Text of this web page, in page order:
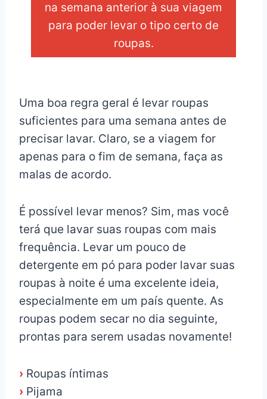
na semana anterior à sua viagem
para poder levar o tipo certo de
roupas.
Uma boa regra geral é levar roupas
suficientes para uma semana antes de
precisar lavar. Claro, se a viagem for
apenas para o fim de semana, faça as
malas de acordo.
É possível levar menos? Sim, mas você
terá que lavar suas roupas com mais
frequência. Levar um pouco de
detergente em pó para poder lavar suas
roupas à noite é uma excelente ideia,
especialmente em um país quente. As
roupas podem secar no dia seguinte,
prontas para serem usadas novamente!
› Roupas íntimas
› Pijama